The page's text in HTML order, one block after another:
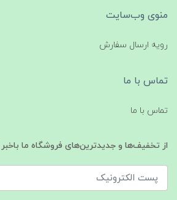
منوی وب‌سایت
رویه ارسال سفارش
تماس با ما
تماس با ما
از تخفیف‌ها و جدیدترین‌های فروشگاه ما